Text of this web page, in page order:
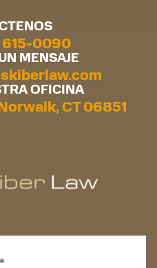
0090
MENSAJE
OFICINA
CT 06851